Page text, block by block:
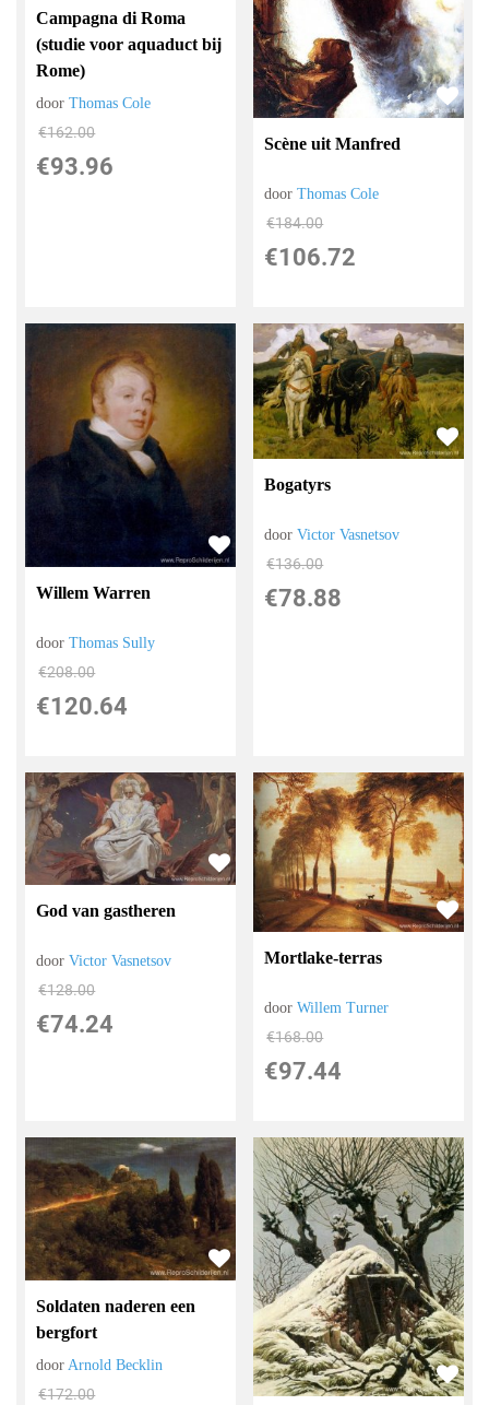
Campagna di Roma
(studie voor aquaduct bij
Rome)
doorThomas Cole
€162.00
€93.96
Scène uit Manfred
doorThomas Cole
€184.00
€106.72
Willem Warren
doorThomas Sully
€208.00
€120.64
Bogatyrs
doorVictor Vasnetsov
€136.00
€78.88
God van gastheren
doorVictor Vasnetsov
€128.00
€74.24
Mortlake-terras
doorWillem Turner
€168.00
€97.44
Soldaten naderen een
bergfort
doorArnold Becklin
€172.00